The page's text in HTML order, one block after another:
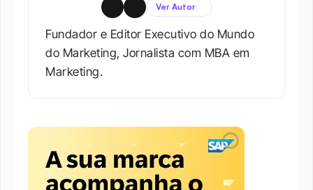
Ver Autor
Fundador e Editor Executivo do Mundo
do Marketing, Jornalista com MBA em
Marketing.